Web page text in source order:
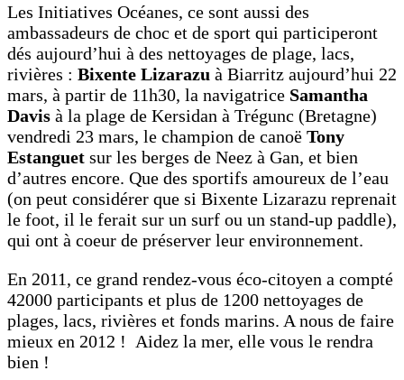
Les Initiatives Océanes, ce sont aussi des
ambassadeurs de choc et de sport qui participeront
dés aujourd’hui à des nettoyages de plage, lacs,
rivières : Bixente Lizarazu à Biarritz aujourd’hui 22
mars, à partir de 11h30, la navigatrice Samantha
Davis à la plage de Kersidan à Trégunc (Bretagne)
vendredi 23 mars, le champion de canoë Tony
Estanguet sur les berges de Neez à Gan, et bien
d’autres encore. Que des sportifs amoureux de l’eau
(on peut considérer que si Bixente Lizarazu reprenait
le foot, il le ferait sur un surf ou un stand-up paddle),
qui ont à coeur de préserver leur environnement.
En 2011, ce grand rendez-vous éco-citoyen a compté
42000 participants et plus de 1200 nettoyages de
plages, lacs, rivières et fonds marins. A nous de faire
mieux en 2012 ! Aidez la mer, elle vous le rendra
bien !